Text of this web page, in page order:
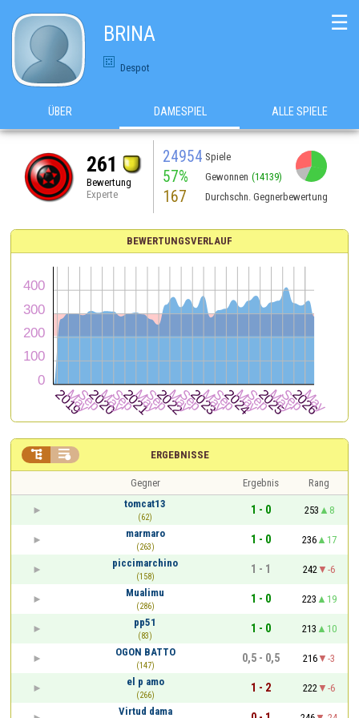
BRINA
Despot
☰
ÜBER DAMESPIEL ALLE SPIELE
261
Bewertung
Experte
24954 Spiele
57% Gewonnen (14139)
167 Durchschn. Gegnerbewertung
BEWERTUNGSVERLAUF
ERGEBNISSE
 
Gegner Ergebnis
Rang
tomcat13
(62)
1 - 0 253
8
marmaro
(263)
1 - 0 236
17
piccimarchino
(158)
1 - 1 242
-6
Mualimu
(286)
1 - 0 223
19
pp51
(83)
1 - 0 213
10
OGON BATTO
(147)
0,5 - 0,5 216
-3
el p amo
(266)
1 - 2 222
-6
Virtud dama